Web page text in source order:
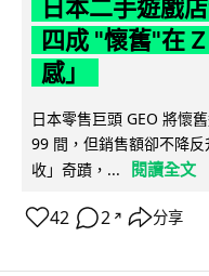
日本二手遊戲
四成 "懷舊"在
感」
日本零售巨頭 GEO 將懷
99 間，但銷售額卻不降
收」奇蹟，...
閱讀全文
42 2 ↗ 分享